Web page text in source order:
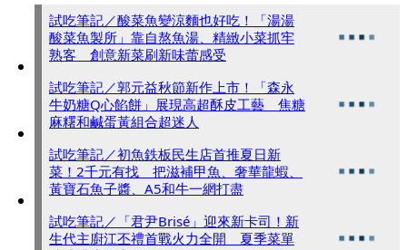
試吃筆記／酸菜魚變涼麵也好吃！「湯湯
酸菜魚製所」靠自熬魚湯、精緻小菜抓牢
熟客 創意新菜刷新味蕾感受
試吃筆記／郭元益秋節新作上市！「森永
牛奶糖Q心餡餅」展現高超酥皮工藝 焦糖
麻糬和鹹蛋黃組合超迷人
試吃筆記／初魚鉄板民生店首推夏日新
菜！2千元有找 把滋補甲魚、奢華龍蝦、
黃寶石魚子醬、A5和牛一網打盡
試吃筆記／「君尹Brisé」迎來新卡司！新
生代主廚江丕禮首戰火力全開 夏季菜單